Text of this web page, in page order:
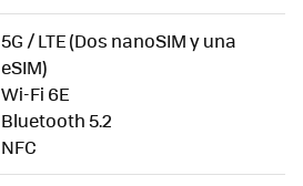
5G / LTE (Dos nanoSIM y una
eSIM)
Wi-Fi 6E
Bluetooth 5.2
NFC